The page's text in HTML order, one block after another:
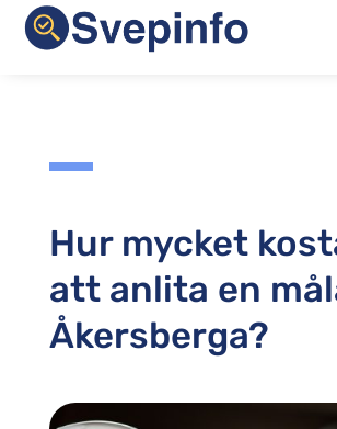
Hur mycket
att anlita en
Åkersberga?